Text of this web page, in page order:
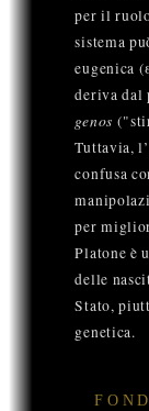
per il
sistema
eugenica
deriva
genos
Tuttavia,
confusa
per
Platone è
delle
Stato,
genetica.